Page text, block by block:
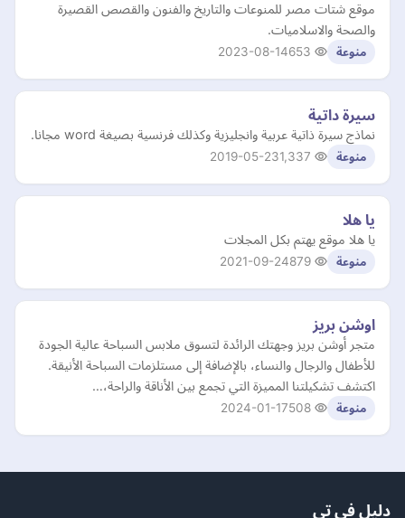
موقع شتات مصر للمنوعات والتاريخ والفنون والقصص القصيرة
والصحة والاسلاميات.
منوعة 2023-08-14
سيرة داتية
نماذج سيرة ذاتية عربية وانجليزية وكذلك فرنسية بصيغة word مجانا.
منوعة 2019-05-23
يا هلا
يا هلا موقع يهتم بكل المجلات
منوعة 2021-09-24
اوشن بريز
متجر أوشن بريز وجهتك الرائدة لتسوق ملابس السباحة عالية الجودة
للأطفال والرجال والنساء، بالإضافة إلى مستلزمات السباحة الأنيقة.
اكتشف تشكيلتنا المميزة التي تجمع بين الأناقة والراحة،…
منوعة 2024-01-17
دليل في تي